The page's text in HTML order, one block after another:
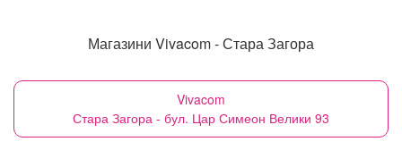
Магазини Vivacom - Стара Загора
Vivacom
Стара Загора - бул. Цар Симеон Велики 93